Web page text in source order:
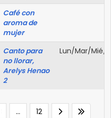
Café con
aroma de
mujer
Canto para
no llorar,
Arelys Henao
2
Lun/Mar/Mié/
… 12